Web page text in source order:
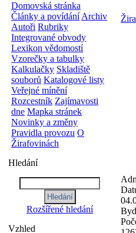
Domovská stránka
Články a povídání Archiv
Autoři Rubriky
Integrované obvody
Lexikon vědomostí
Vzorečky a tabulky
Kalkulačky Skladiště
souborů Katalogové listy
Veřejné mínění
Rozcestník Zajímavosti
dne Mapka stránek
Novinky a změny
Pravidla provozu O
Žirafovinách
Hledání
Rozšířené hledání
Vzhled